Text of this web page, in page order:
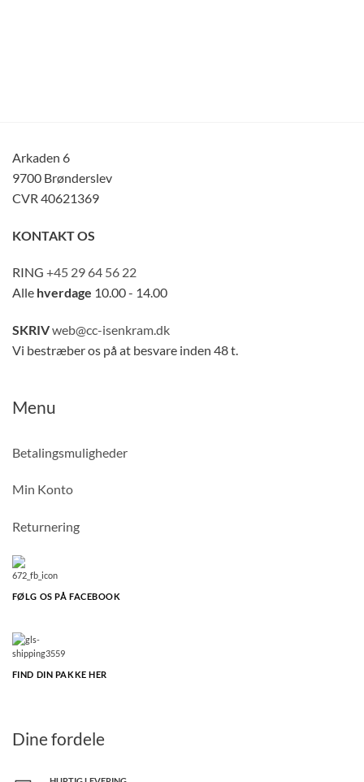
Arkaden 6
9700 Brønderslev
CVR 40621369
KONTAKT OS
RING +45 29 64 56 22
Alle hverdage 10.00 - 14.00
SKRIVweb@cc-isenkram.dk
Vi bestræber os på at besvare inden 48 t.
Menu
Betalingsmuligheder
Min Konto
Returnering
FØLG OS PÅ FACEBOOK
FIND DIN PAKKE HER
Dine fordele